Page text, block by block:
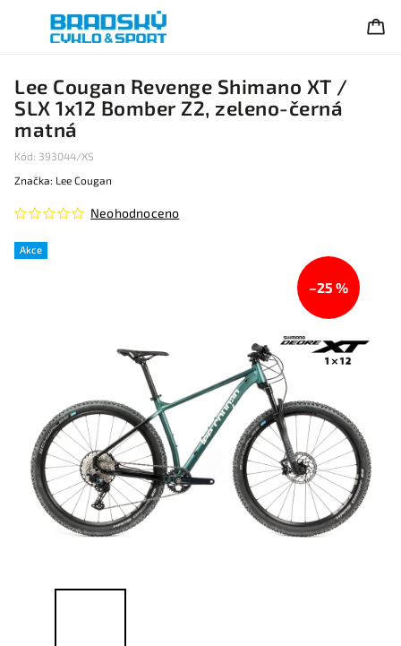
Lee Cougan Revenge Shimano XT /
SLX 1x12 Bomber Z2, zeleno-černá
matná
Kód: 393044/XS
Akce
Neohodnoceno
Značka: Lee Cougan
–25 %